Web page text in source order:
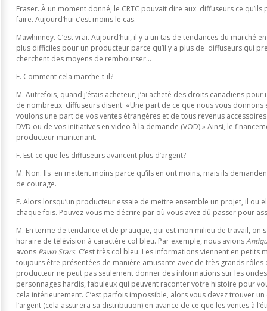
Fraser. À un moment donné, le CRTC pouvait dire aux diffuseurs ce
faire. Aujourd’hui c’est moins le cas.
Mawhinney. C’est vrai. Aujourd’hui, il y a un tas de tendances du marché
plus difficiles pour un producteur parce qu’il y a plus de diffuseurs qui
cherchent des moyens de rembourser…
F. Comment cela marche-t-il?
M. Autrefois, quand j’étais acheteur, j’ai acheté des droits canadiens
de nombreux diffuseurs disent: «Une part de ce que nous vous donnons
voulons une part de vos ventes étrangères et de tous revenus
DVD ou de vos initiatives en video à la demande (VOD).» Ainsi, le
producteur maintenant.
F. Est-ce que les diffuseurs avancent plus d’argent?
M. Non. Ils en mettent moins parce qu’ils en ont moins, mais ils
de courage.
F. Alors lorsqu’un producteur essaie de mettre ensemble un projet, il ou
chaque fois. Pouvez-vous me décrire par où vous avez dû passer pour
M. En terme de tendance et de pratique, qui est mon milieu de travail, on
horaire de télévision à caractère col bleu. Par exemple, nous avions
avons Pawn Stars. C’est très col bleu. Les informations viennent en petits
toujours être présentées de manière amusante avec de très grands rôles
producteur ne peut pas seulement donner des informations sur les
personnages hardis, fabuleux qui peuvent raconter votre histoire pour
cela intérieurement. C’est parfois impossible, alors vous devez trouver
l’argent (cela assurera sa distribution) en avance de ce que les ventes à